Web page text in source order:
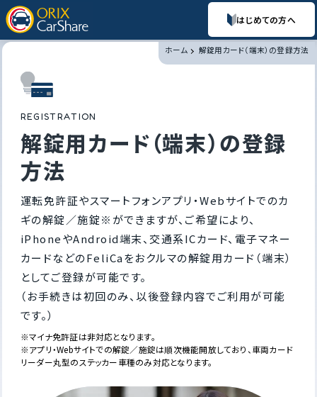
はじめての方へ
ホーム 解錠用カード（端末）の登録方法
REGISTRATION
解錠用カード（端末）の登録
方法
運転免許証やスマートフォンアプリ・Webサイトでのカ
ギの解錠／施錠※ができますが、ご希望により、
iPhoneやAndroid端末、交通系ICカード、電子マネー
カードなどのFeliCaをおクルマの解錠用カード（端末）
としてご登録が可能です。
（お手続きは初回のみ、以後登録内容でご利用が可能
です。）
※マイナ免許証は非対応となります。
※アプリ・Webサイトでの解錠／施錠は順次機能開放しており、車両カード
リーダー丸型のステッカー車種のみ対応となります。